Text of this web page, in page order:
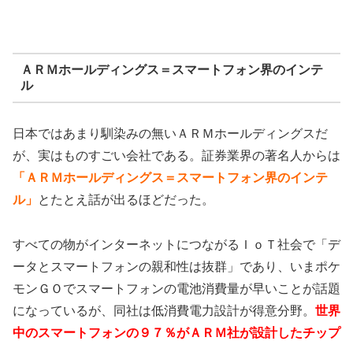
ＡＲＭホールディングス＝スマートフォン界のインテ
ル
日本ではあまり馴染みの無いＡＲＭホールディングスだ
が、実はものすごい会社である。証券業界の著名人からは
「ＡＲＭホールディングス＝スマートフォン界のインテ
ル」 とたとえ話が出るほどだった。
すべての物がインターネットにつながるＩｏＴ社会で「デ
ータとスマートフォンの親和性は抜群」であり、いまポケ
モンＧＯでスマートフォンの電池消費量が早いことが話題
になっているが、同社は低消費電力設計が得意分野。 世界
中のスマートフォンの９７％がＡＲＭ社が設計したチップ